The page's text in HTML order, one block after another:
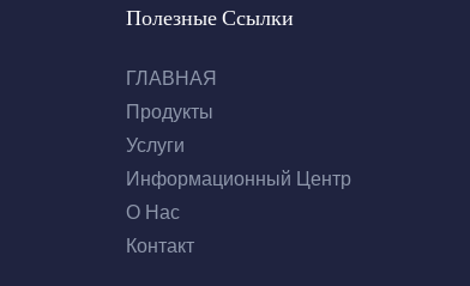
Полезные Ссылки
ГЛАВНАЯ
Продукты
Услуги
Информационный Центр
О Нас
Контакт